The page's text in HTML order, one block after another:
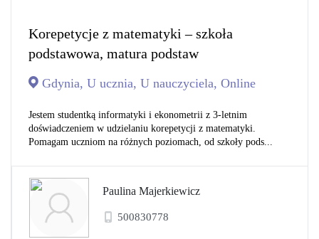
Korepetycje z matematyki – szkoła
podstawowa, matura podstaw
Gdynia, U ucznia, U nauczyciela, Online
Jestem studentką informatyki i ekonometrii z 3-letnim
doświadczeniem w udzielaniu korepetycji z matematyki.
Pomagam uczniom na różnych poziomach, od szkoły pods...
Paulina Majerkiewicz
500830778